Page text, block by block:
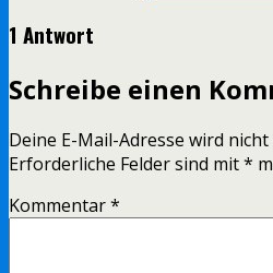
1 Antwort
Schreibe einen
Deine E-Mail-Adresse wird
Erforderliche Felder sind mit*
Kommentar*